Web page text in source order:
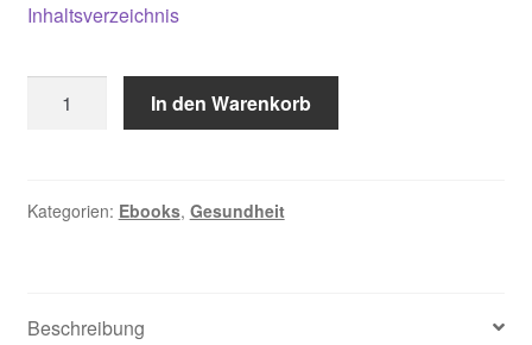
Inhaltsverzeichnis
Menge
In den Warenkorb
Kategorien: Ebooks, Gesundheit
Beschreibung